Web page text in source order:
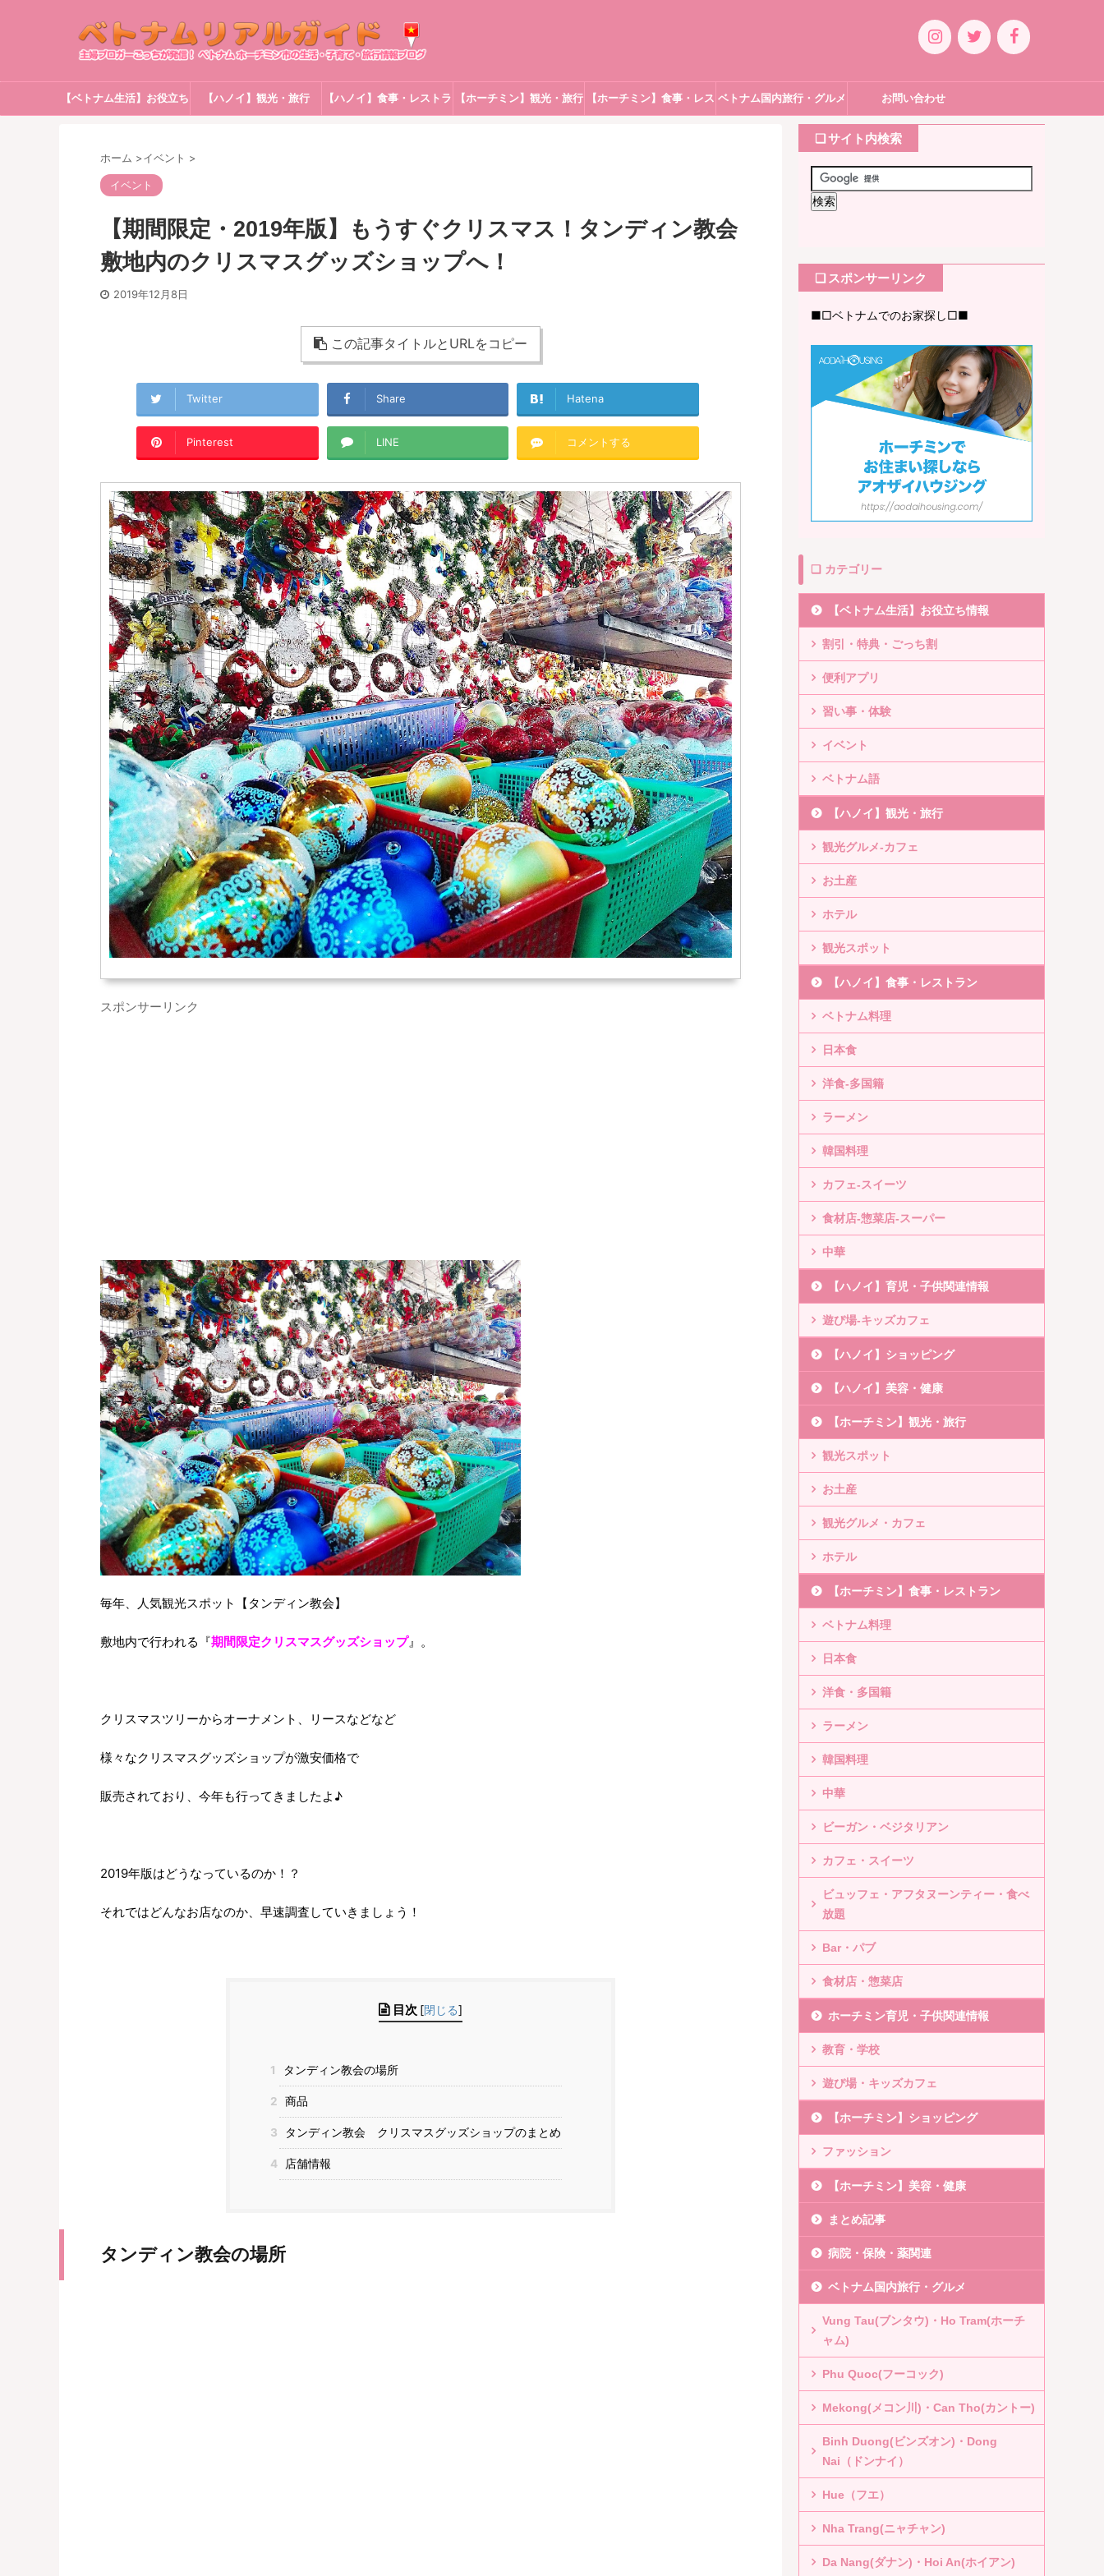
【ベトナム生活】お役立ち 【ハノイ】観光・旅行 【ハノイ】食事・レストラ 【ホーチミン】観光・旅行 【ホーチミン】食事・レス ベトナム国内旅行・グルメ お問い合わせ
ホーム >イベント >
イベント
【期間限定・2019年版】もうすぐクリスマス！タンディン教会
敷地内のクリスマスグッズショップへ！
2019年12月8日
この記事タイトルとURLをコピー
Twitter Share Hatena
Pinterest LINE コメントする
スポンサーリンク
毎年、人気観光スポット【タンディン教会】
敷地内で行われる『期間限定クリスマスグッズショップ』。
クリスマスツリーからオーナメント、リースなどなど
様々なクリスマスグッズショップが激安価格で
販売されており、今年も行ってきましたよ♪
2019年版はどうなっているのか！？
それではどんなお店なのか、早速調査していきましょう！
目次 [閉じる]
1 タンディン教会の場所
2 商品
3 タンディン教会 クリスマスグッズショップのまとめ
4 店舗情報
タンディン教会の場所
❏ サイト内検索
❏ スポンサーリンク
■□ベトナムでのお家探し□■
❏ カテゴリー
【ベトナム生活】お役立ち情報
割引・特典・ごっち割
便利アプリ
習い事・体験
イベント
ベトナム語
【ハノイ】観光・旅行
観光グルメ-カフェ
お土産
ホテル
観光スポット
【ハノイ】食事・レストラン
ベトナム料理
日本食
洋食-多国籍
ラーメン
韓国料理
カフェ-スイーツ
食材店-惣菜店-スーパー
中華
【ハノイ】育児・子供関連情報
遊び場-キッズカフェ
【ハノイ】ショッピング
【ハノイ】美容・健康
【ホーチミン】観光・旅行
観光スポット
お土産
観光グルメ・カフェ
ホテル
【ホーチミン】食事・レストラン
ベトナム料理
日本食
洋食・多国籍
ラーメン
韓国料理
中華
ビーガン・ベジタリアン
カフェ・スイーツ
ビュッフェ・アフタヌーンティー・食べ
放題
Bar・パブ
食材店・惣菜店
ホーチミン育児・子供関連情報
教育・学校
遊び場・キッズカフェ
【ホーチミン】ショッピング
ファッション
【ホーチミン】美容・健康
まとめ記事
病院・保険・薬関連
ベトナム国内旅行・グルメ
Vung Tau(ブンタウ)・Ho Tram(ホーチ
ャム)
Phu Quoc(フーコック)
Mekong(メコン川)・Can Tho(カントー)
Binh Duong(ビンズオン)・Dong
Nai（ドンナイ）
Hue（フエ）
Nha Trang(ニャチャン)
Da Nang(ダナン)・Hoi An(ホイアン)